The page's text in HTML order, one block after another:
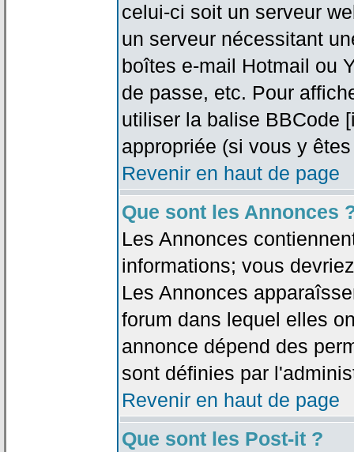
celui-ci soit un serveur
un serveur nécessitant
boîtes e-mail Hotmail ou
de passe, etc. Pour
utiliser la balise BBCode
appropriée (si vous y
Revenir en haut de page
Que sont les Annonces
Les Annonces
informations; vous
Les Annonces
forum dans lequel elles
annonce dépend des
sont définies par
Revenir en haut de page
Que sont les Post-it ?